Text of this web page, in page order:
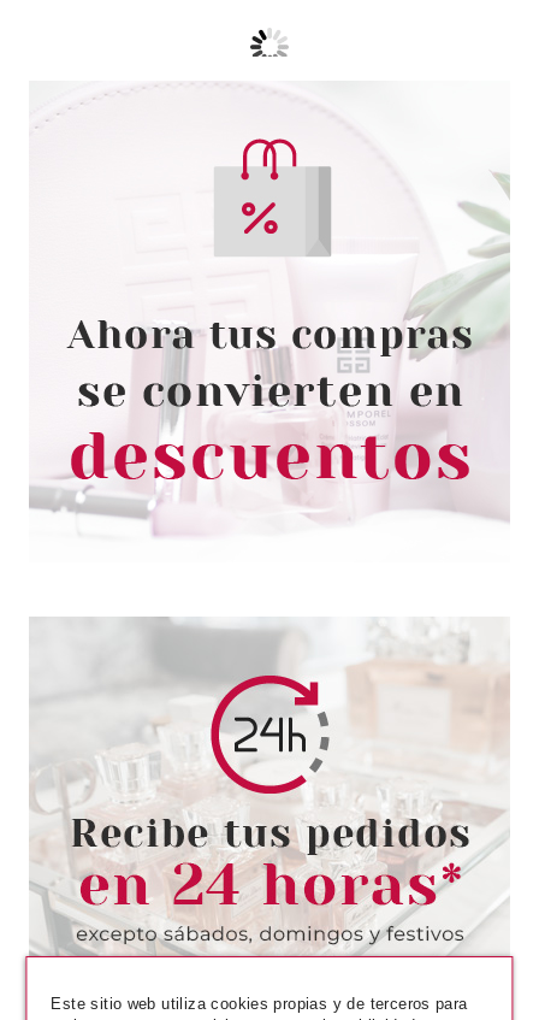
GATINEAU
GATINEAU DEFI LIFT 3D
PERFECT DESIGN
REVOLUMISING LIP CARE 10
ML
Pvr 37.99€
-36%
desde
24.50€
GATINEAU
GATINEAU MELATOGENINE
SERUM CONCENTRADO
ANTIARRUGAS 30 ML
Pvr 80.00€
-69%
desde
25.06€
Este sitio web utiliza cookies propias y de terceros para